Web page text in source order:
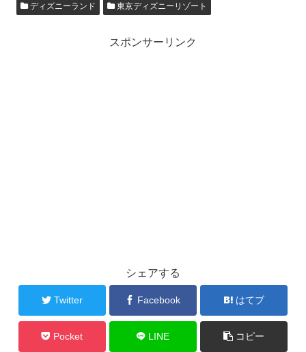
ディズニーランド 東京ディズニーリゾート
スポンサーリンク
シェアする
Twitter Facebook はてブ
Pocket LINE コピー